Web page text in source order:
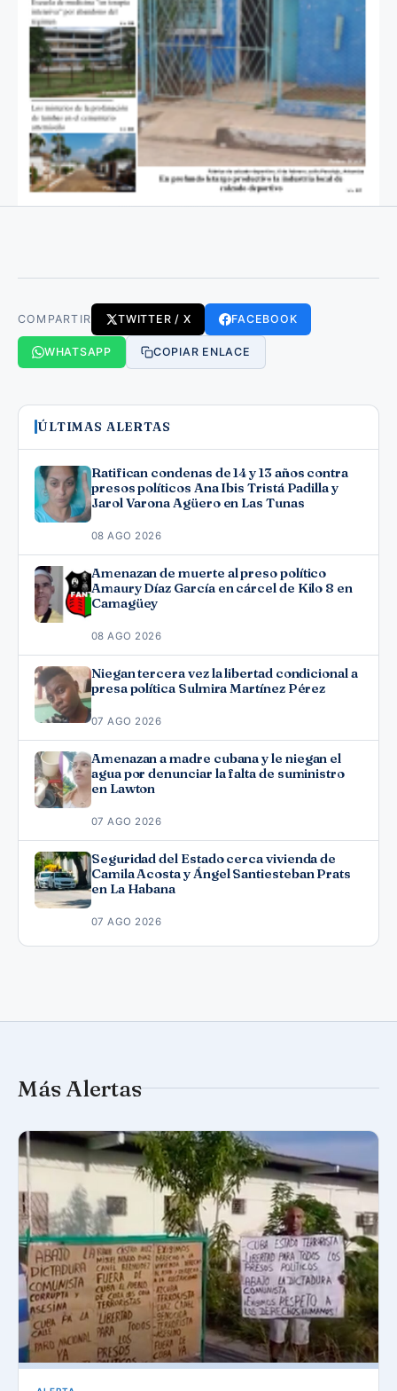
COMPARTIR TWITTER / X FACEBOOK
WHATSAPP COPIAR ENLACE
ÚLTIMAS ALERTAS
Ratifican condenas de 14 y 13 años contra
presos políticos Ana Ibis Tristá Padilla y
Jarol Varona Agüero en Las Tunas
08 AGO 2026
Amenazan de muerte al preso político
Amaury Díaz García en cárcel de Kilo 8 en
Camagüey
08 AGO 2026
Niegan tercera vez la libertad condicional a
presa política Sulmira Martínez Pérez
07 AGO 2026
Amenazan a madre cubana y le niegan el
agua por denunciar la falta de suministro
en Lawton
07 AGO 2026
Seguridad del Estado cerca vivienda de
Camila Acosta y Ángel Santiesteban Prats
en La Habana
07 AGO 2026
Más Alertas